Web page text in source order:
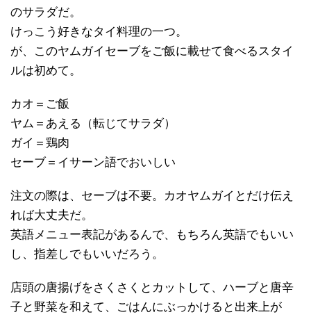
のサラダだ。
けっこう好きなタイ料理の一つ。
が、このヤムガイセーブをご飯に載せて食べるスタイ
ルは初めて。
カオ＝ご飯
ヤム＝あえる（転じてサラダ）
ガイ＝鶏肉
セーブ＝イサーン語でおいしい
注文の際は、セーブは不要。カオヤムガイとだけ伝え
れば大丈夫だ。
英語メニュー表記があるんで、もちろん英語でもいい
し、指差しでもいいだろう。
店頭の唐揚げをさくさくとカットして、ハーブと唐辛
子と野菜を和えて、ごはんにぶっかけると出来上が